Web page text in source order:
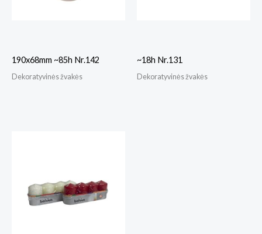
190x68mm ~85h Nr.142
Dekoratyvinės žvakės
~18h Nr.131
Dekoratyvinės žvakės